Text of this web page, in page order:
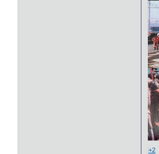
+2